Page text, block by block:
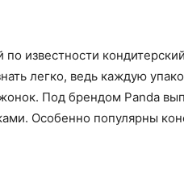
по известности
легко, ведь каждую
Под брендом Panda
Особенно популярны